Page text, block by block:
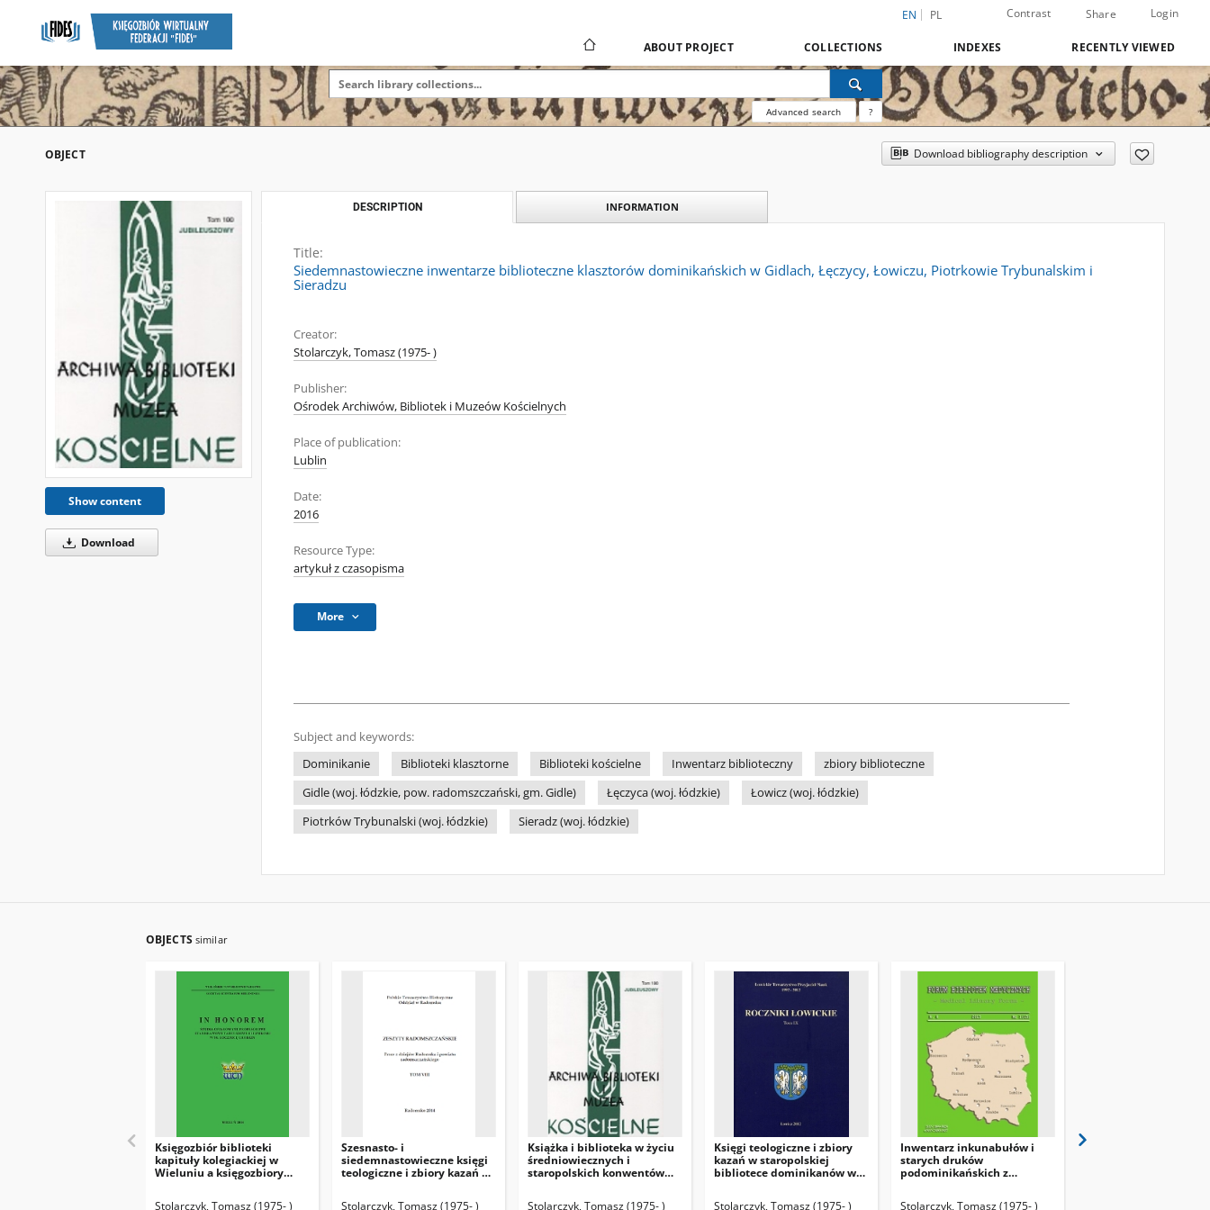
EN PL Contrast Share Login
ABOUT PROJECT COLLECTIONS INDEXES RECENTLY VIEWED
Advanced search ?
OBJECT Download bibliography description
Show content
Download
DESCRIPTION INFORMATION
Title:
Siedemnastowieczne inwentarze biblioteczne klasztorów dominikańskich w Gidlach, Łęczycy, Łowiczu, Piotrkowie Trybunalskim i
Sieradzu
Creator:
Stolarczyk, Tomasz (1975- )
Publisher:
Ośrodek Archiwów, Bibliotek i Muzeów Kościelnych
Place of publication:
Lublin
Date:
2016
Resource Type:
artykuł z czasopisma
More
Subject and keywords:
Dominikanie
Biblioteki klasztorne Biblioteki kościelne Inwentarz biblioteczny
zbiory biblioteczne
Gidle (woj. łódzkie, pow. radomszczański, gm. Gidle)
Łęczyca (woj. łódzkie)
Łowicz (woj. łódzkie)
Piotrków Trybunalski (woj. łódzkie)
Sieradz (woj. łódzkie)
OBJECTS similar
Księgozbiór biblioteki
kapituły kolegiackiej w
Wieluniu a księgozbiory
Stolarczyk, Tomasz (1975- )
Szesnasto- i
siedemnastowieczne księgi
teologiczne i zbiory kazań w
Stolarczyk, Tomasz (1975- )
Książka i biblioteka w życiu
średniowiecznych i
staropolskich konwentów
Stolarczyk, Tomasz (1975- )
Księgi teologiczne i zbiory
kazań w staropolskiej
bibliotece dominikanów w
Stolarczyk, Tomasz (1975- )
Inwentarz inkunabułów i
starych druków
podominikańskich z
Stolarczyk, Tomasz (1975- )